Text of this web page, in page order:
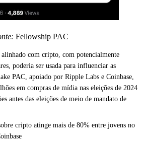
Fellowship PAC
com cripto, com potencialmente
poderia ser usada para influenciar as
PAC, apoiado por Ripple Labs e Coinbase,
em compras de mídia nas eleições de 2024
antes das eleições de meio de mandato de
cripto atinge mais de 80% entre jovens no